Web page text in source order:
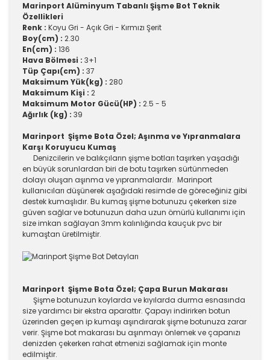
Marinport Alüminyum Tabanlı Şişme Bot Teknik
Özellikleri
Renk : Koyu Gri - Açık Gri - Kırmızı Şerit
Boy(cm) : 2.30
En(cm) : 136
Hava Bölmesi : 3+1
Tüp Çapı(cm) : 37
Maksimum Yük(kg) : 280
Maksimum Kişi : 2
Maksimum Motor Gücü(HP) : 2.5 - 5
Ağırlık (kg) : 39
Marinport Şişme Bota Özel; Aşınma ve Yıpranmalara
Karşı Koruyucu Kumaş
Denizcilerin ve balıkçıların şişme botları taşırken yaşadığı
en büyük sorunlardan biri de botu taşırken sürtünmeden
dolayı oluşan aşınma ve yıpranmalardır. Marinport
kullanıcıları düşünerek aşağıdaki resimde de göreceğiniz gibi
destek kumaşlıdır. Bu kumaş şişme botunuzu çekerken size
güven sağlar ve botunuzun daha uzun ömürlü kullanımı için
size imkan sağlayan 3mm kalınlığında kauçuk pvc bir
kumaştan üretilmiştir.
Marinport Şişme Bota Özel; Çapa Burun Makarası
Şişme botunuzun koylarda ve kıyılarda durma esnasında
size yardımcı bir ekstra aparattır. Çapayı indirirken botun
üzerinden geçen ip kumaşı aşındırarak şişme botunuza zarar
verir. Şişme bot makarası bu aşınmayı önlemek ve çapanızı
denizden çekerken rahat etmenizi sağlamak için monte
edilmiştir.